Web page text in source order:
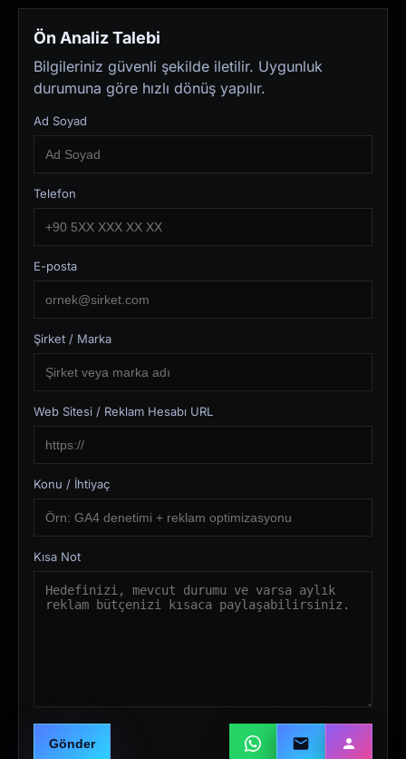
Ön Analiz Talebi
Bilgileriniz güvenli şekilde iletilir. Uygunluk
durumuna göre hızlı dönüş yapılır.
Ad Soyad
Telefon
E-posta
Şirket / Marka
Web Sitesi / Reklam Hesabı URL
Konu / İhtiyaç
Kısa Not
Gönder